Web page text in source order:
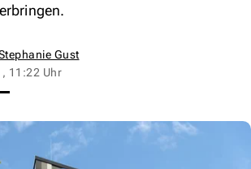
Gust
11:22 Uhr